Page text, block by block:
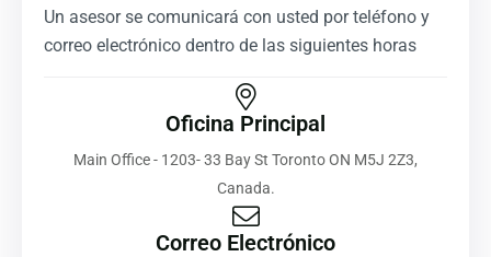
Un asesor se comunicará con usted por teléfono y
correo electrónico dentro de las siguientes horas
Oficina Principal
Main Office - 1203- 33 Bay St Toronto ON M5J 2Z3,
Canada.
Correo Electrónico